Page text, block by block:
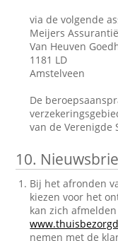
via de volgende
Meijers
Van Heuven
1181 LD
Amstelveen
De
van de Verenigde
10.
Bij het afronden
kiezen voor het
kan zich
nemen met de